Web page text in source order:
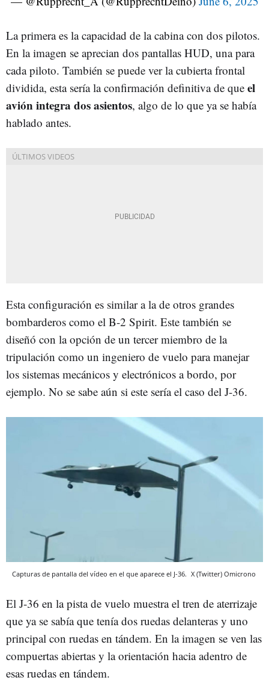
La primera es la capacidad de la cabina con dos pilotos.
En la imagen se aprecian dos pantallas HUD, una para
cada piloto. También se puede ver la cubierta frontal
dividida, esta sería la confirmación definitiva de que el
avión integra dos asientos, algo de lo que ya se había
hablado antes.
Esta configuración es similar a la de otros grandes
bombarderos como el B-2 Spirit. Este también se
diseñó con la opción de un tercer miembro de la
tripulación como un ingeniero de vuelo para manejar
los sistemas mecánicos y electrónicos a bordo, por
ejemplo. No se sabe aún si este sería el caso del J-36.
Capturas de pantalla del vídeo en el que aparece el J-36. X (Twitter) Omicrono
El J-36 en la pista de vuelo muestra el tren de aterrizaje
que ya se sabía que tenía dos ruedas delanteras y uno
principal con ruedas en tándem. En la imagen se ven las
compuertas abiertas y la orientación hacia adentro de
esas ruedas en tándem.